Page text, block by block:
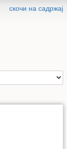
скочи на садржај